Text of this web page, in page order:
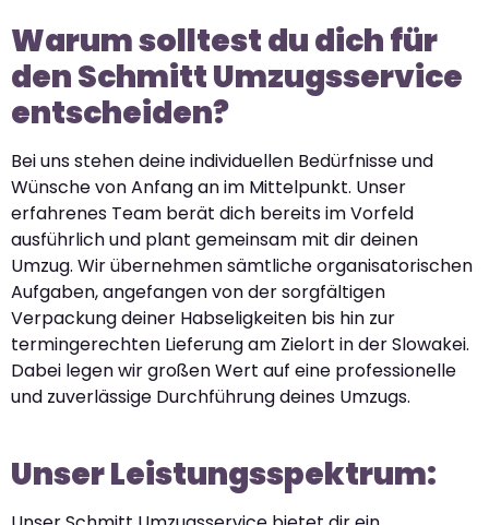
Warum solltest du dich für
den Schmitt Umzugsservice
entscheiden?
Bei uns stehen deine individuellen Bedürfnisse und
Wünsche von Anfang an im Mittelpunkt. Unser
erfahrenes Team berät dich bereits im Vorfeld
ausführlich und plant gemeinsam mit dir deinen
Umzug. Wir übernehmen sämtliche organisatorischen
Aufgaben, angefangen von der sorgfältigen
Verpackung deiner Habseligkeiten bis hin zur
termingerechten Lieferung am Zielort in der Slowakei.
Dabei legen wir großen Wert auf eine professionelle
und zuverlässige Durchführung deines Umzugs.
Unser Leistungsspektrum: